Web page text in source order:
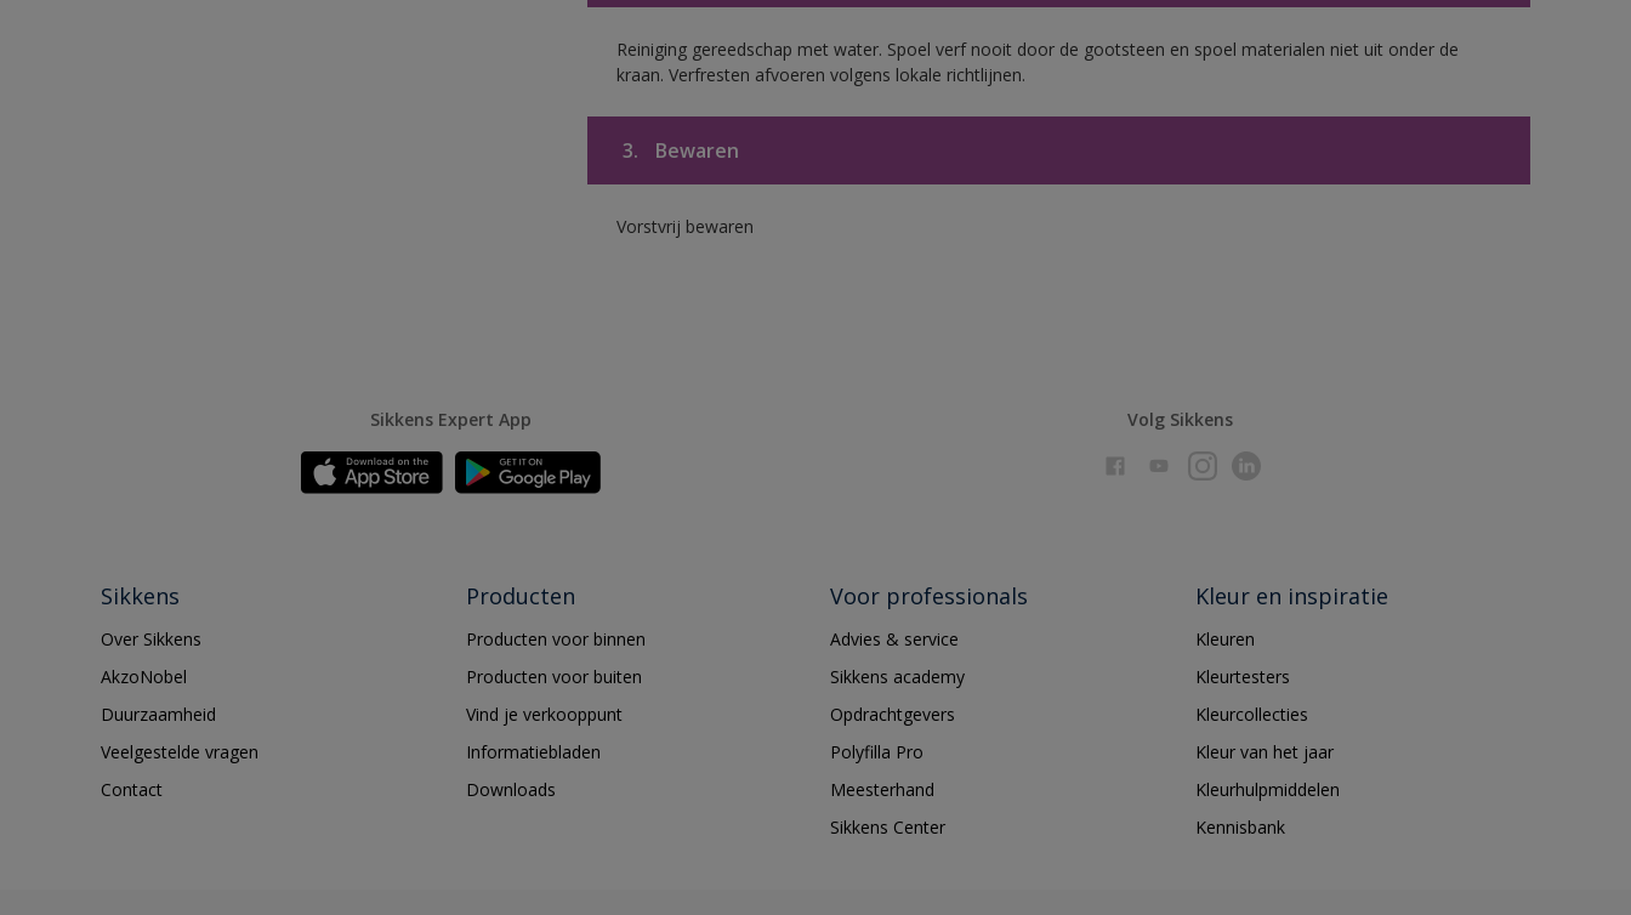
Reiniging gereedschap met water. Spoel verf nooit door de gootsteen en spoel materialen niet uit onder de
kraan. Verfresten afvoeren volgens lokale richtlijnen.
3. Bewaren
Vorstvrij bewaren
Sikkens Expert App Volg Sikkens
Sikkens
Over Sikkens
AkzoNobel
Duurzaamheid
Veelgestelde vragen
Contact
Producten
Producten voor binnen
Producten voor buiten
Vind je verkooppunt
Informatiebladen
Downloads
Voor professionals
Advies & service
Sikkens academy
Opdrachtgevers
Polyfilla Pro
Meesterhand
Sikkens Center
Kleur en inspiratie
Kleuren
Kleurtesters
Kleurcollecties
Kleur van het jaar
Kleurhulpmiddelen
Kennisbank